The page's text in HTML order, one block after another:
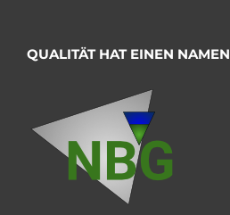
QUALITÄT HAT EINEN NAMEN